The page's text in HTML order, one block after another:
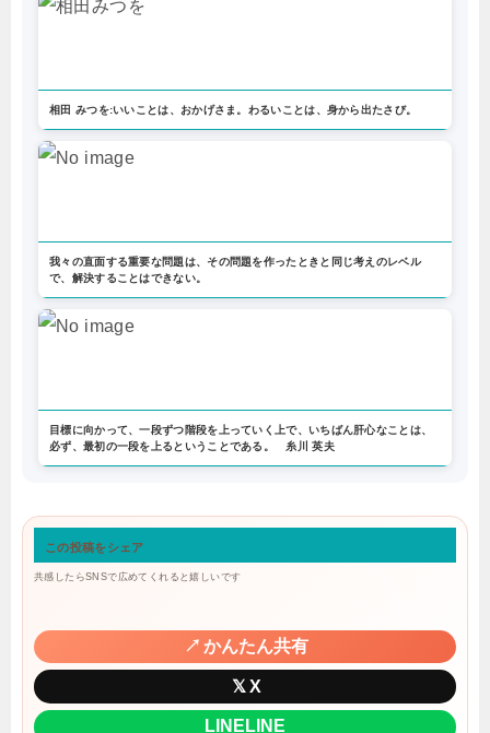
相田 みつを:いいことは、おかげさま。わるいことは、身から出たさび。
我々の直面する重要な問題は、その問題を作ったときと同じ考えのレベル
で、解決することはできない。
目標に向かって、一段ずつ階段を上っていく上で、いちばん肝心なことは、
必ず、最初の一段を上るということである。 糸川 英夫
この投稿をシェア
共感したらSNSで広めてくれると嬉しいです
↗ かんたん共有
𝕏 X
LINE LINE